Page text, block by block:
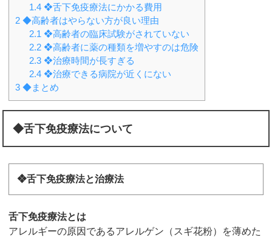
1.4 ❖舌下免疫療法にかかる費用
2 ◆高齢者はやらない方が良い理由
2.1 ❖高齢者の臨床試験がされていない
2.2 ❖高齢者に薬の種類を増やすのは危険
2.3 ❖治療時間が長すぎる
2.4 ❖治療できる病院が近くにない
3 ◆まとめ
◆舌下免疫療法について
❖舌下免疫療法と治療法
舌下免疫療法とは
アレルギーの原因であるアレルゲン（スギ花粉）を薄めた